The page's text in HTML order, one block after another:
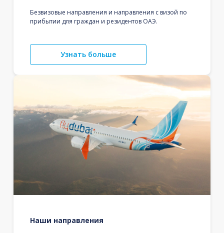
Безвизовые направления и направления с визой по
прибытии для граждан и резидентов ОАЭ.
Узнать больше
Наши направления